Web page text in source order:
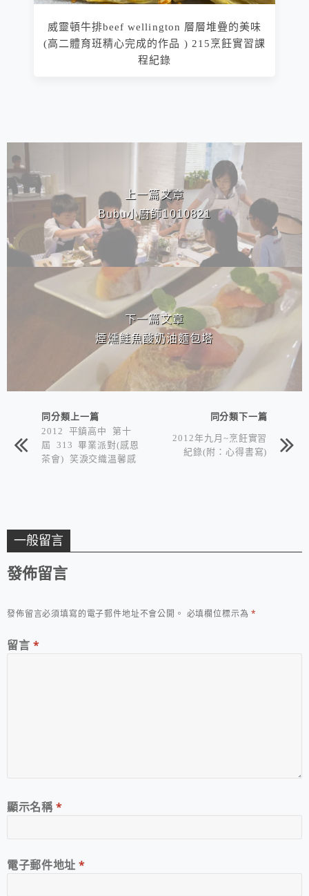
威靈頓牛排beef wellington 層層堆疊的美味
(高二體育班精心完成的作品 ) 215烹飪實習課
程紀錄
相連文章
上一篇文章
Bubu小廚師1010821
下一篇文章
煙燻鮭魚酸奶油麵包塔
同分類上一篇
2012 平鎮高中 第十
屆 313 畢業派對(感恩
茶會) 笑淚交織溫馨感
同分類下一篇
2012年九月~烹飪實習
紀錄(附：心得書寫)
一般留言
發佈留言
發佈留言必須填寫的電子郵件地址不會公開。 必填欄位標示為*
留言 *
顯示名稱*
電子郵件地址*